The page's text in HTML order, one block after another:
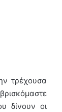
τρέχουσα
δίνουν οι